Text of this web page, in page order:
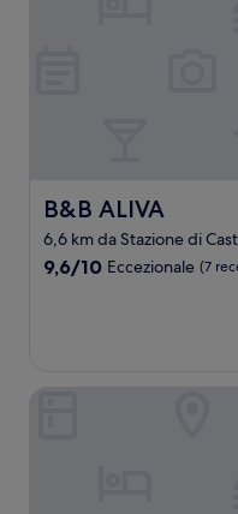
B&B ALIVA
B&B ALIVA
6,6 km da Stazione di
9.6
9,6/10 Eccezionale (7